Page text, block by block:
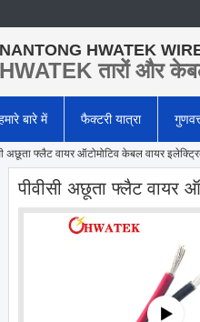
NANTONG HWATEK
HWATEK तारों और
बारे में फैक्टरी यात्रा
अछूता फ्लैट वायर ऑटोमोटिव केबल वायर
पीवीसी अछूता फ्लैट वायर